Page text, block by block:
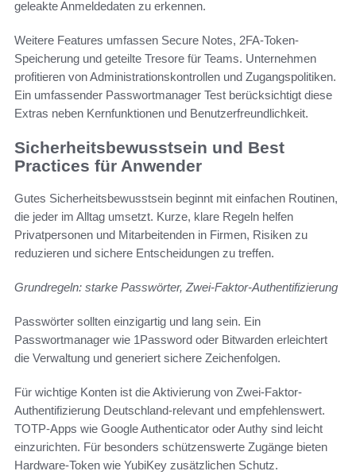
geleakte Anmeldedaten zu erkennen.
Weitere Features umfassen Secure Notes, 2FA-Token-
Speicherung und geteilte Tresore für Teams. Unternehmen
profitieren von Administrationskontrollen und Zugangspolitiken.
Ein umfassender Passwortmanager Test berücksichtigt diese
Extras neben Kernfunktionen und Benutzerfreundlichkeit.
Sicherheitsbewusstsein und Best
Practices für Anwender
Gutes Sicherheitsbewusstsein beginnt mit einfachen Routinen,
die jeder im Alltag umsetzt. Kurze, klare Regeln helfen
Privatpersonen und Mitarbeitenden in Firmen, Risiken zu
reduzieren und sichere Entscheidungen zu treffen.
Grundregeln: starke Passwörter, Zwei-Faktor-Authentifizierung
Passwörter sollten einzigartig und lang sein. Ein
Passwortmanager wie 1Password oder Bitwarden erleichtert
die Verwaltung und generiert sichere Zeichenfolgen.
Für wichtige Konten ist die Aktivierung von Zwei-Faktor-
Authentifizierung Deutschland-relevant und empfehlenswert.
TOTP-Apps wie Google Authenticator oder Authy sind leicht
einzurichten. Für besonders schützenswerte Zugänge bieten
Hardware-Token wie YubiKey zusätzlichen Schutz.